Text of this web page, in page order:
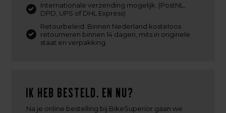
Internationale verzending mogelijk. (PostNL,
DPD, UPS of DHL Express)
Retourbeleid: Binnen Nederland kosteloos
retourneren binnen 14 dagen, mits in originele
staat en verpakking.
Ik heb besteld. En nu?
Na je online bestelling bij BikeSuperior gaan we